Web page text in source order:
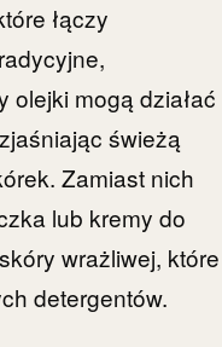
łączy
olejki mogą działać
świeżą
Zamiast nich
lub kremy do
wrażliwej, które
detergentów.